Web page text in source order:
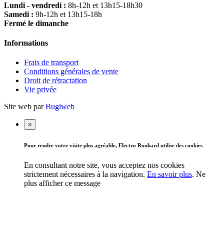
Lundi - vendredi : 8h-12h et 13h15-18h30
Samedi : 9h-12h et 13h15-18h
Fermé le dimanche
Informations
Frais de transport
Conditions générales de vente
Droit de rétractation
Vie privée
Site web parBugiweb
×
Pour rendre votre visite plus agréable, Electro Rouhard utilise des cookies
En consultant notre site, vous acceptez nos cookies
strictement nécessaires à la navigation. En savoir plus. Ne
plus afficher ce message